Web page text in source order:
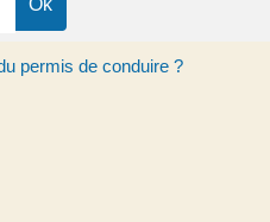
permis de conduire ?